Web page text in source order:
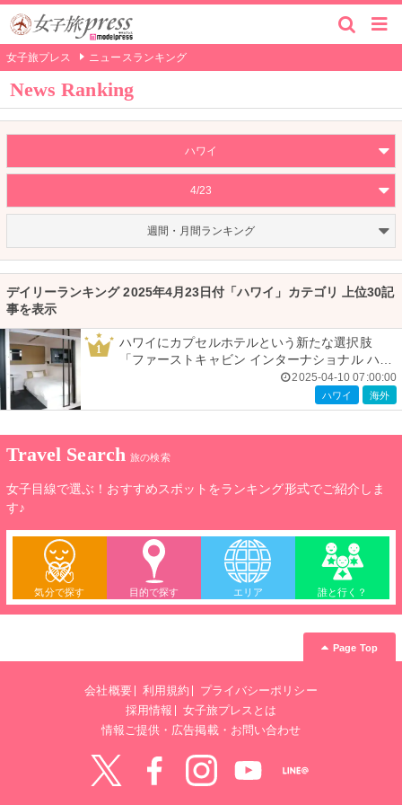
女子旅プレス ニュースランキング
News Ranking
ハワイ
4/23
週間・月間ランキング
デイリーランキング 2025年4月23日付「ハワイ」カテゴリ 上位30記
事を表示
1
ハワイにカプセルホテルという新たな選択肢
「ファーストキャビン インターナショナル ハワ
2025-04-10 07:00:00
ハワイ 海外
Travel Search 旅の検索
女子目線で選ぶ！おすすめスポットをランキング形式でご紹介しま
す♪
気分で探す 目的で探す エリア 誰と行く？
Page Top
会社概要 利用規約
プライバシーポリシー
採用情報
女子旅プレスとは
情報ご提供・広告掲載・お問い合わせ